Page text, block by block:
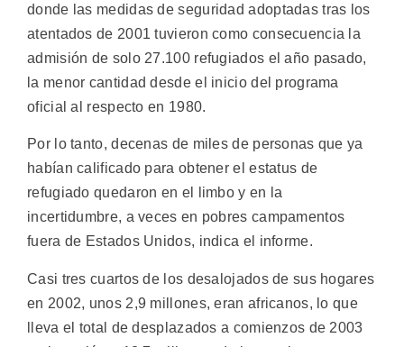
donde las medidas de seguridad adoptadas tras los
atentados de 2001 tuvieron como consecuencia la
admisión de solo 27.100 refugiados el año pasado,
la menor cantidad desde el inicio del programa
oficial al respecto en 1980.
Por lo tanto, decenas de miles de personas que ya
habían calificado para obtener el estatus de
refugiado quedaron en el limbo y en la
incertidumbre, a veces en pobres campamentos
fuera de Estados Unidos, indica el informe.
Casi tres cuartos de los desalojados de sus hogares
en 2002, unos 2,9 millones, eran africanos, lo que
lleva el total de desplazados a comienzos de 2003